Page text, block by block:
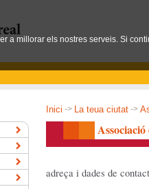
Inici -> La teua ciutat ->
adreça i dades de
a millorar els nostres serveis. Si